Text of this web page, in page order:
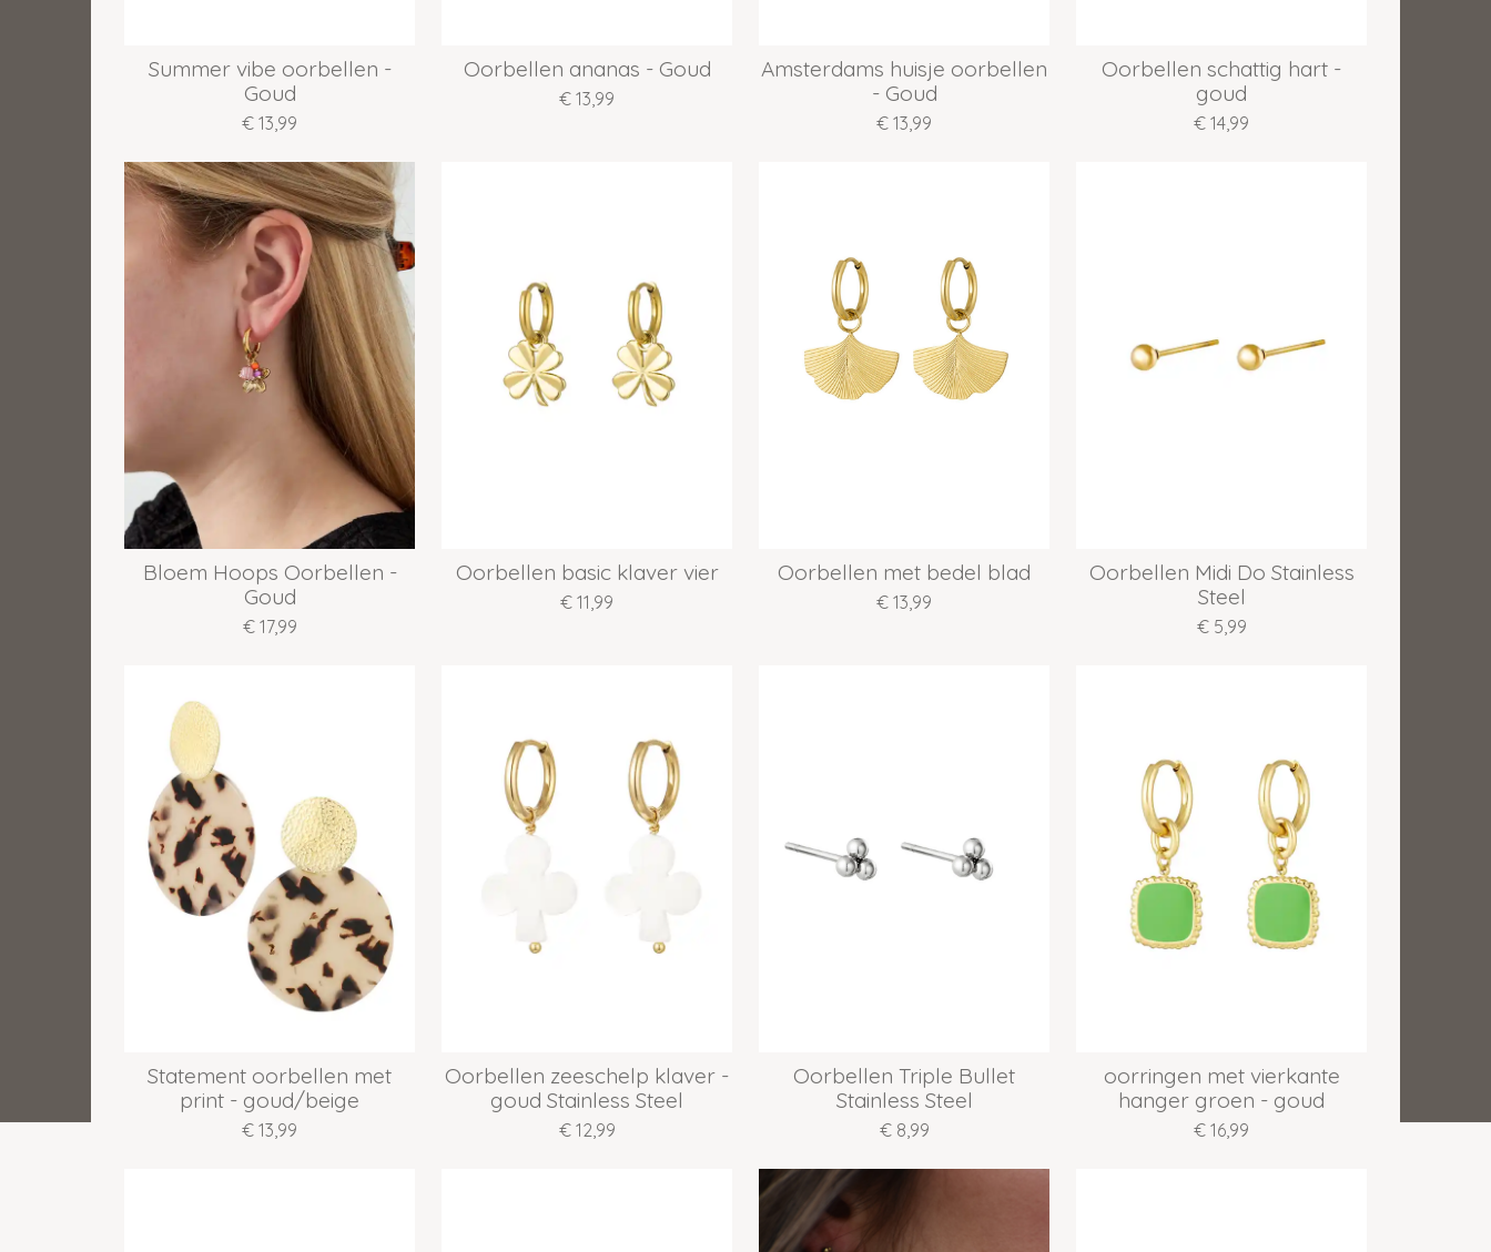
Summer vibe oorbellen -
Goud
€ 13,99
Oorbellen ananas - Goud
€ 13,99
Amsterdams huisje oorbellen
- Goud
€ 13,99
Oorbellen schattig hart -
goud
€ 14,99
Bloem Hoops Oorbellen -
Goud
€ 17,99
Oorbellen basic klaver vier
€ 11,99
Oorbellen met bedel blad
€ 13,99
Oorbellen Midi Do Stainless
Steel
€ 5,99
Statement oorbellen met
print - goud/beige
€ 13,99
Oorbellen zeeschelp klaver -
goud Stainless Steel
€ 12,99
Oorbellen Triple Bullet
Stainless Steel
€ 8,99
oorringen met vierkante
hanger groen - goud
€ 16,99